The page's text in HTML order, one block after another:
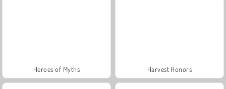
Heroes of Myths Harvest Honors